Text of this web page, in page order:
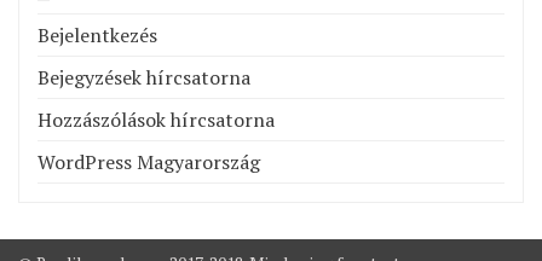
Bejelentkezés
Bejegyzések hírcsatorna
Hozzászólások hírcsatorna
WordPress Magyarország